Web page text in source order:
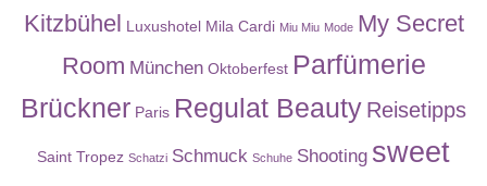
Kitzbühel Luxushotel Mila Cardi Miu Miu Mode My Secret
Room München Oktoberfest Parfümerie
Brückner Paris Regulat Beauty Reisetipps
Saint Tropez Schatzi Schmuck Schuhe Shooting sweet